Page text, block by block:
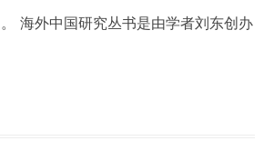
海外中国研究丛书是由学者刘东创办